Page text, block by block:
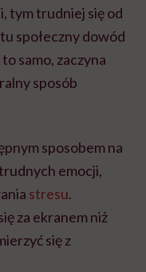
tym trudniej się od
społeczny dowód
samo, zaczyna
sposób
sposobem na
emocji,
stresu.
za ekranem niż
się z